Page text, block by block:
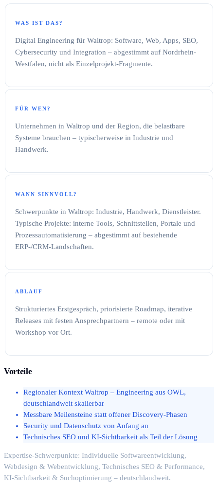
WAS IST DAS?
Digital Engineering für Waltrop: Software, Web, Apps, SEO,
Cybersecurity und Integration – abgestimmt auf Nordrhein-
Westfalen, nicht als Einzelprojekt-Fragmente.
FÜR WEN?
Unternehmen in Waltrop und der Region, die belastbare
Systeme brauchen – typischerweise in Industrie und
Handwerk.
WANN SINNVOLL?
Schwerpunkte in Waltrop: Industrie, Handwerk, Dienstleister.
Typische Projekte: interne Tools, Schnittstellen, Portale und
Prozessautomatisierung – abgestimmt auf bestehende
ERP-/CRM-Landschaften.
ABLAUF
Strukturiertes Erstgespräch, priorisierte Roadmap, iterative
Releases mit festen Ansprechpartnern – remote oder mit
Workshop vor Ort.
Vorteile
Regionaler Kontext Waltrop – Engineering aus OWL,
deutschlandweit skalierbar
Messbare Meilensteine statt offener Discovery-Phasen
Security und Datenschutz von Anfang an
Technisches SEO und KI-Sichtbarkeit als Teil der Lösung
Expertise-Schwerpunkte: Individuelle Softwareentwicklung,
Webdesign & Webentwicklung, Technisches SEO & Performance,
KI-Sichtbarkeit & Suchoptimierung – deutschlandweit.